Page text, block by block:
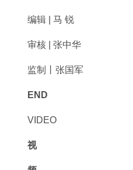
编辑 | 马 锐
审核 | 张中华
监制丨张国军
END
VIDEO
视